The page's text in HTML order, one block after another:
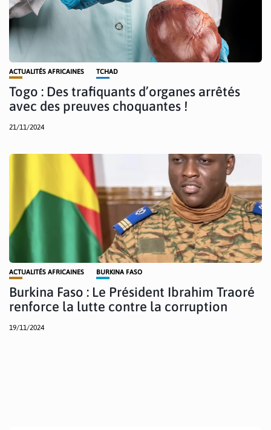
ACTUALITÉS AFRICAINES TCHAD
Togo : Des trafiquants d’organes arrêtés
avec des preuves choquantes !
21/11/2024
ACTUALITÉS AFRICAINES BURKINA FASO
Burkina Faso : Le Président Ibrahim Traoré
renforce la lutte contre la corruption
19/11/2024